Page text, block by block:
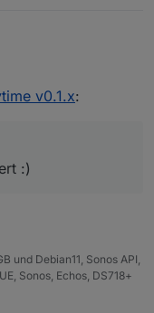
v0.1.x:
:)
und Debian11, Sonos API,
Sonos, Echos, DS718+